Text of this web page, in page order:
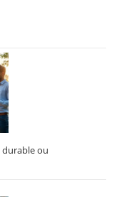
ou